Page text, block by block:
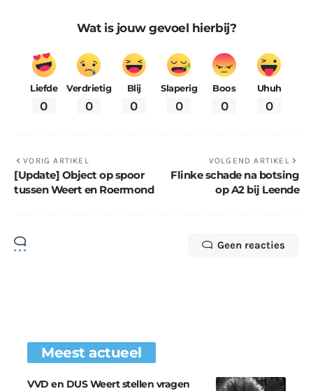
Wat is jouw gevoel hierbij?
Liefde
0
Verdrietig
0
Blij
0
Slaperig
0
Boos
0
Uhuh
0
VORIG ARTIKEL
[Update] Object op spoor
tussen Weert en Roermond
VOLGEND ARTIKEL
Flinke schade na botsing
op A2 bij Leende
Geen reacties
Meest actueel
VVD en DUS Weert stellen vragen